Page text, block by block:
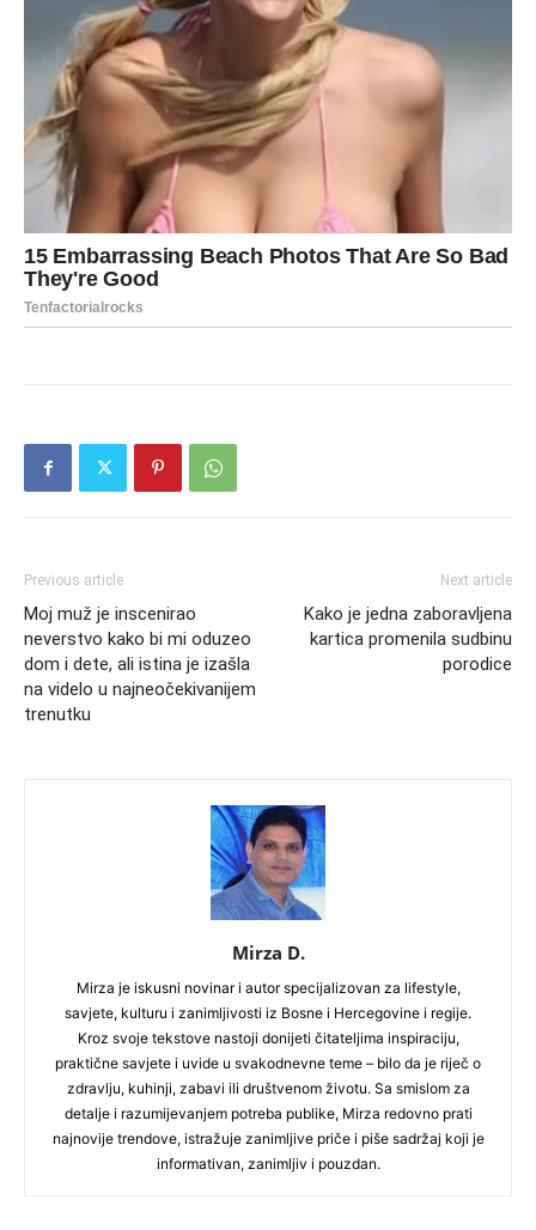
Previous article
Moj muž je inscenirao
neverstvo kako bi mi oduzeo
dom i dete, ali istina je izašla
na videlo u najneočekivanijem
trenutku
Next article
Kako je jedna zaboravljena
kartica promenila sudbinu
porodice
Mirza D.
Mirza je iskusni novinar i autor specijalizovan za lifestyle,
savjete, kulturu i zanimljivosti iz Bosne i Hercegovine i regije.
Kroz svoje tekstove nastoji donijeti čitateljima inspiraciju,
praktične savjete i uvide u svakodnevne teme – bilo da je riječ o
zdravlju, kuhinji, zabavi ili društvenom životu. Sa smislom za
detalje i razumijevanjem potreba publike, Mirza redovno prati
najnovije trendove, istražuje zanimljive priče i piše sadržaj koji je
informativan, zanimljiv i pouzdan.